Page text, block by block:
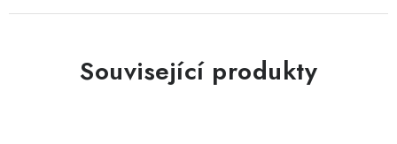
Související produkty